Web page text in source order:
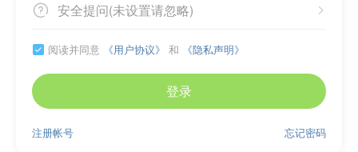
 
安全提问(未设置请忽略)
 阅读并同意 《用户协议》 和 《隐私声明》
登录
忘记密码
注册帐号